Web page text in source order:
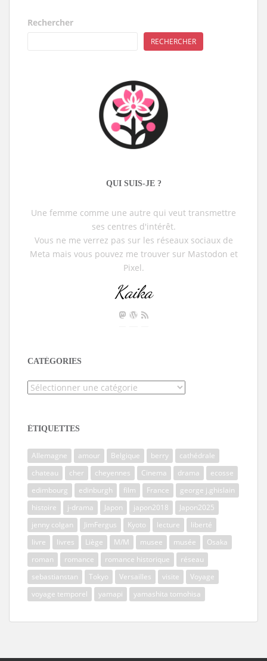
Rechercher
RECHERCHER
QUI SUIS-JE ?
Une femme comme une autre qui veut transmettre
ses centres d'intérêt.
Vous ne me verrez pas sur les réseaux sociaux de
Meta mais vous pouvez me trouver sur Mastodon et
Pixel.
Kaika
CATÉGORIES
Catégories
ÉTIQUETTES
Allemagne amour Belgique berry
cathédrale
chateau
cher cheyennes Cinema drama
ecosse
edimbourg
edinburgh film France
george j.ghislain
histoire
j-drama Japon japon2018
Japon2025
jenny colgan
JimFergus Kyoto lecture
liberté
livre
livres Liège M/M musee musée
Osaka
roman
romance romance historique
réseau
sebastianstan
Tokyo Versailles visite
Voyage
voyage temporel
yamapi yamashita tomohisa